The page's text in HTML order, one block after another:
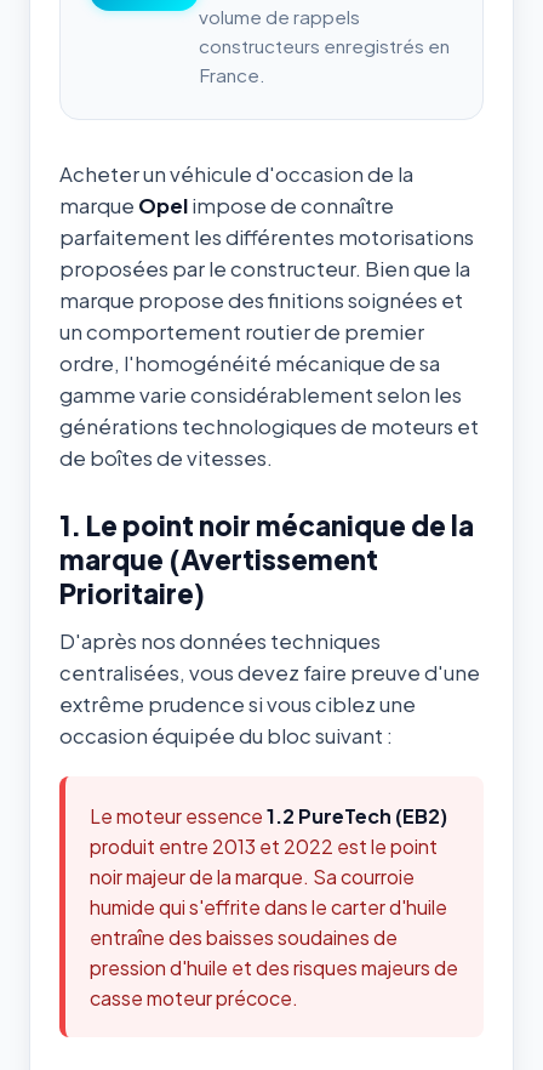
volume de rappels
constructeurs enregistrés en
France.
Acheter un véhicule d'occasion de la
marque Opelimpose de connaître
parfaitement les différentes motorisations
proposées par le constructeur. Bien que la
marque propose des finitions soignées et
un comportement routier de premier
ordre, l'homogénéité mécanique de sa
gamme varie considérablement selon les
générations technologiques de moteurs et
de boîtes de vitesses.
1. Le point noir mécanique de la
marque (Avertissement
Prioritaire)
D'après nos données techniques
centralisées, vous devez faire preuve d'une
extrême prudence si vous ciblez une
occasion équipée du bloc suivant :
Le moteur essence1.2 PureTech (EB2)
produit entre 2013 et 2022 est le point
noir majeur de la marque. Sa courroie
humide qui s'effrite dans le carter d'huile
entraîne des baisses soudaines de
pression d'huile et des risques majeurs de
casse moteur précoce.